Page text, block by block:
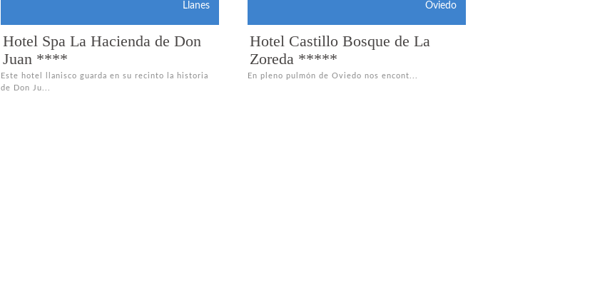
Llanes
Hotel Spa La Hacienda de Don
Juan ****
Este hotel llanisco guarda en su recinto la historia
de Don Ju...
Oviedo
Hotel Castillo Bosque de La
Zoreda *****
En pleno pulmón de Oviedo nos encont...